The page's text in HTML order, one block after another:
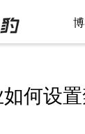
何设